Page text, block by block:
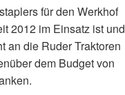
für den Werkhof
2012 im Einsatz ist und
an die Ruder Traktoren
dem Budget von